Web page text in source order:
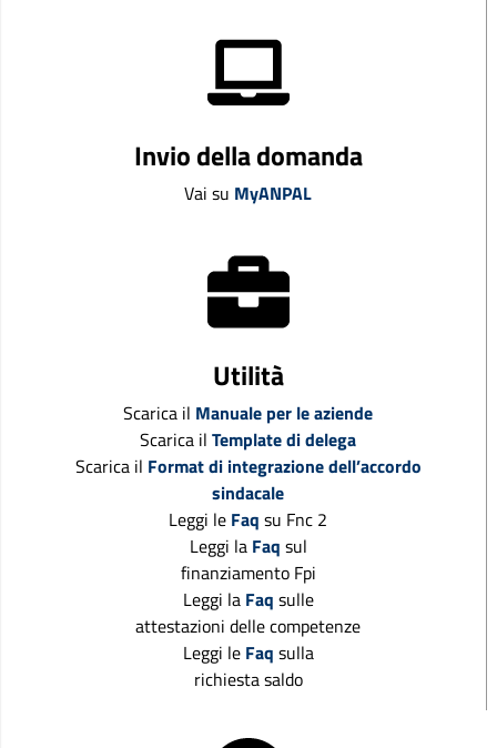
Invio della domanda
Vai su MyANPAL
Utilità
Scarica il Manuale per le aziende
Scarica il Template di delega
Scarica il Format di integrazione dell’accordo
sindacale
Leggi le Faq su Fnc 2
Leggi la Faq sul
finanziamento Fpi
Leggi la Faq sulle
attestazioni delle competenze
Leggi le Faq sulla
richiesta saldo